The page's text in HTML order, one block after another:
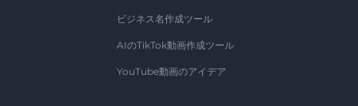
ビジネス名作成ツール
AIのTikTok動画作成ツール
YouTube動画のアイデア